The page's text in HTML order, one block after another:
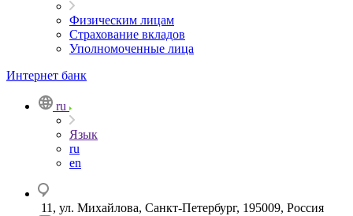
Физическим лицам
Страхование вкладов
Уполномоченные лица
Интернет банк
ru
Язык
ru
en
11, ул. Михайлова, Санкт-Петербург, 195009, Россия